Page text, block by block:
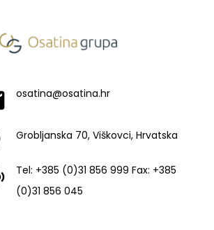
osatina@osatina.hr
Grobljanska 70, Viškovci, Hrvatska
Tel: +385 (0)31 856 999 Fax: +385
(0)31 856 045